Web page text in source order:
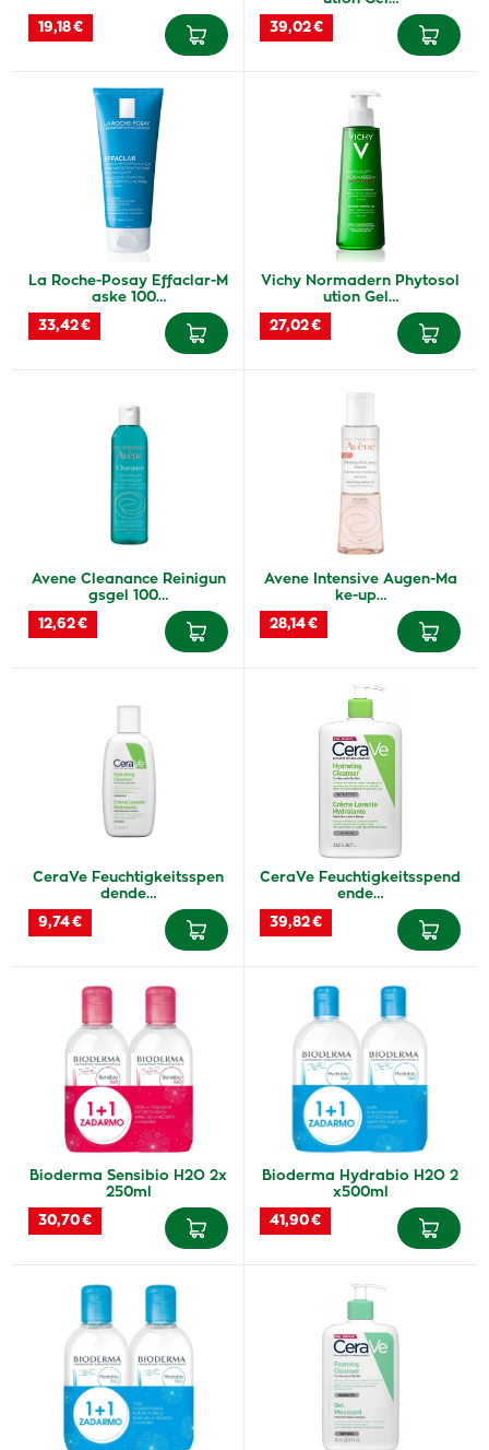
19,18 €
39,02 €
La Roche-Posay Effaclar-M
aske 100…
33,42 €
Vichy Normadern Phytosol
ution Gel…
27,02 €
Avene Cleanance Reinigun
gsgel 100…
12,62 €
Avene Intensive Augen-Ma
ke-up…
28,14 €
CeraVe Feuchtigkeitsspen
dende…
9,74 €
CeraVe Feuchtigkeitsspend
ende…
39,82 €
Bioderma Sensibio H2O 2x
250ml
30,70 €
Bioderma Hydrabio H2O 2
x500ml
41,90 €